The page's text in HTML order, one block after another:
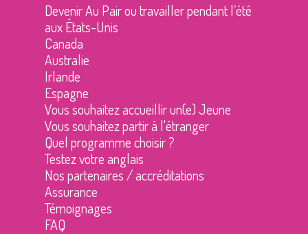
Devenir Au Pair ou travailler pendant l’été
aux États-Unis
Canada
Australie
Irlande
Espagne
Vous souhaitez accueillir un(e) Jeune
Vous souhaitez partir à l'étranger
Quel programme choisir ?
Testez votre anglais
Nos partenaires / accréditations
Assurance
Témoignages
FAQ